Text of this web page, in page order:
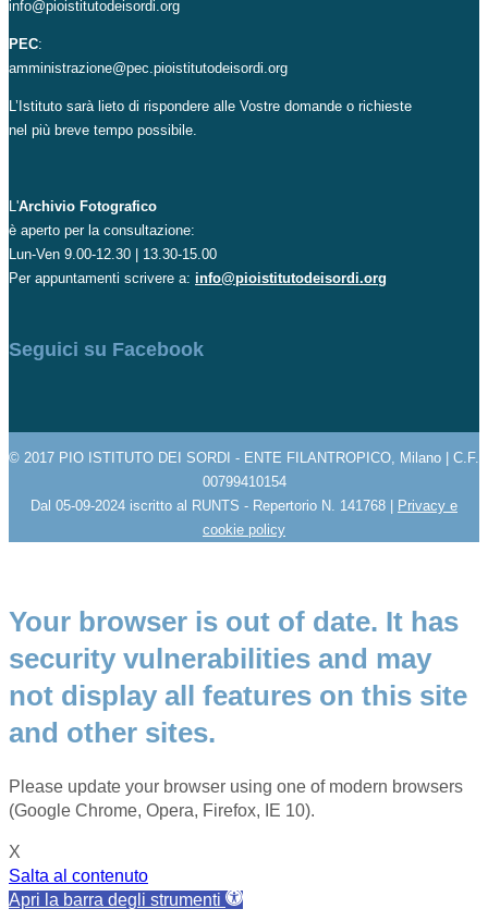
info@pioistitutodeisordi.org
PEC:
amministrazione@pec.pioistitutodeisordi.org
L’Istituto sarà lieto di rispondere alle Vostre domande o richieste
nel più breve tempo possibile.
L'Archivio Fotografico
è aperto per la consultazione:
Lun-Ven 9.00-12.30 | 13.30-15.00
Per appuntamenti scrivere a: info@pioistitutodeisordi.org
Seguici su Facebook
© 2017 PIO ISTITUTO DEI SORDI - ENTE FILANTROPICO, Milano | C.F.
00799410154
Dal 05-09-2024 iscritto al RUNTS - Repertorio N. 141768 | Privacy e
cookie policy
Your browser is out of date. It has
security vulnerabilities and may
not display all features on this site
and other sites.
Please update your browser using one of modern browsers
(Google Chrome, Opera, Firefox, IE 10).
X
Salta al contenuto
Apri la barra degli strumenti